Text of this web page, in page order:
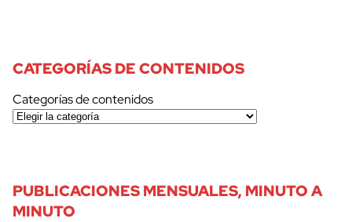
CATEGORÍAS DE CONTENIDOS
Categorías de contenidos
PUBLICACIONES MENSUALES, MINUTO A
MINUTO